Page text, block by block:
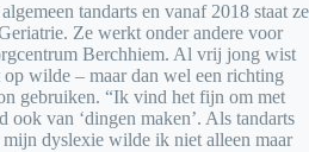
tandarts en vanaf 2018 staat ze
Ze werkt onder andere voor
Berchhiem. Al vrij jong wist
wilde – maar dan wel een richting
gebruiken. “Ik vind het fijn om met
ook van ‘dingen maken’. Als tandarts
dyslexie wilde ik niet alleen maar